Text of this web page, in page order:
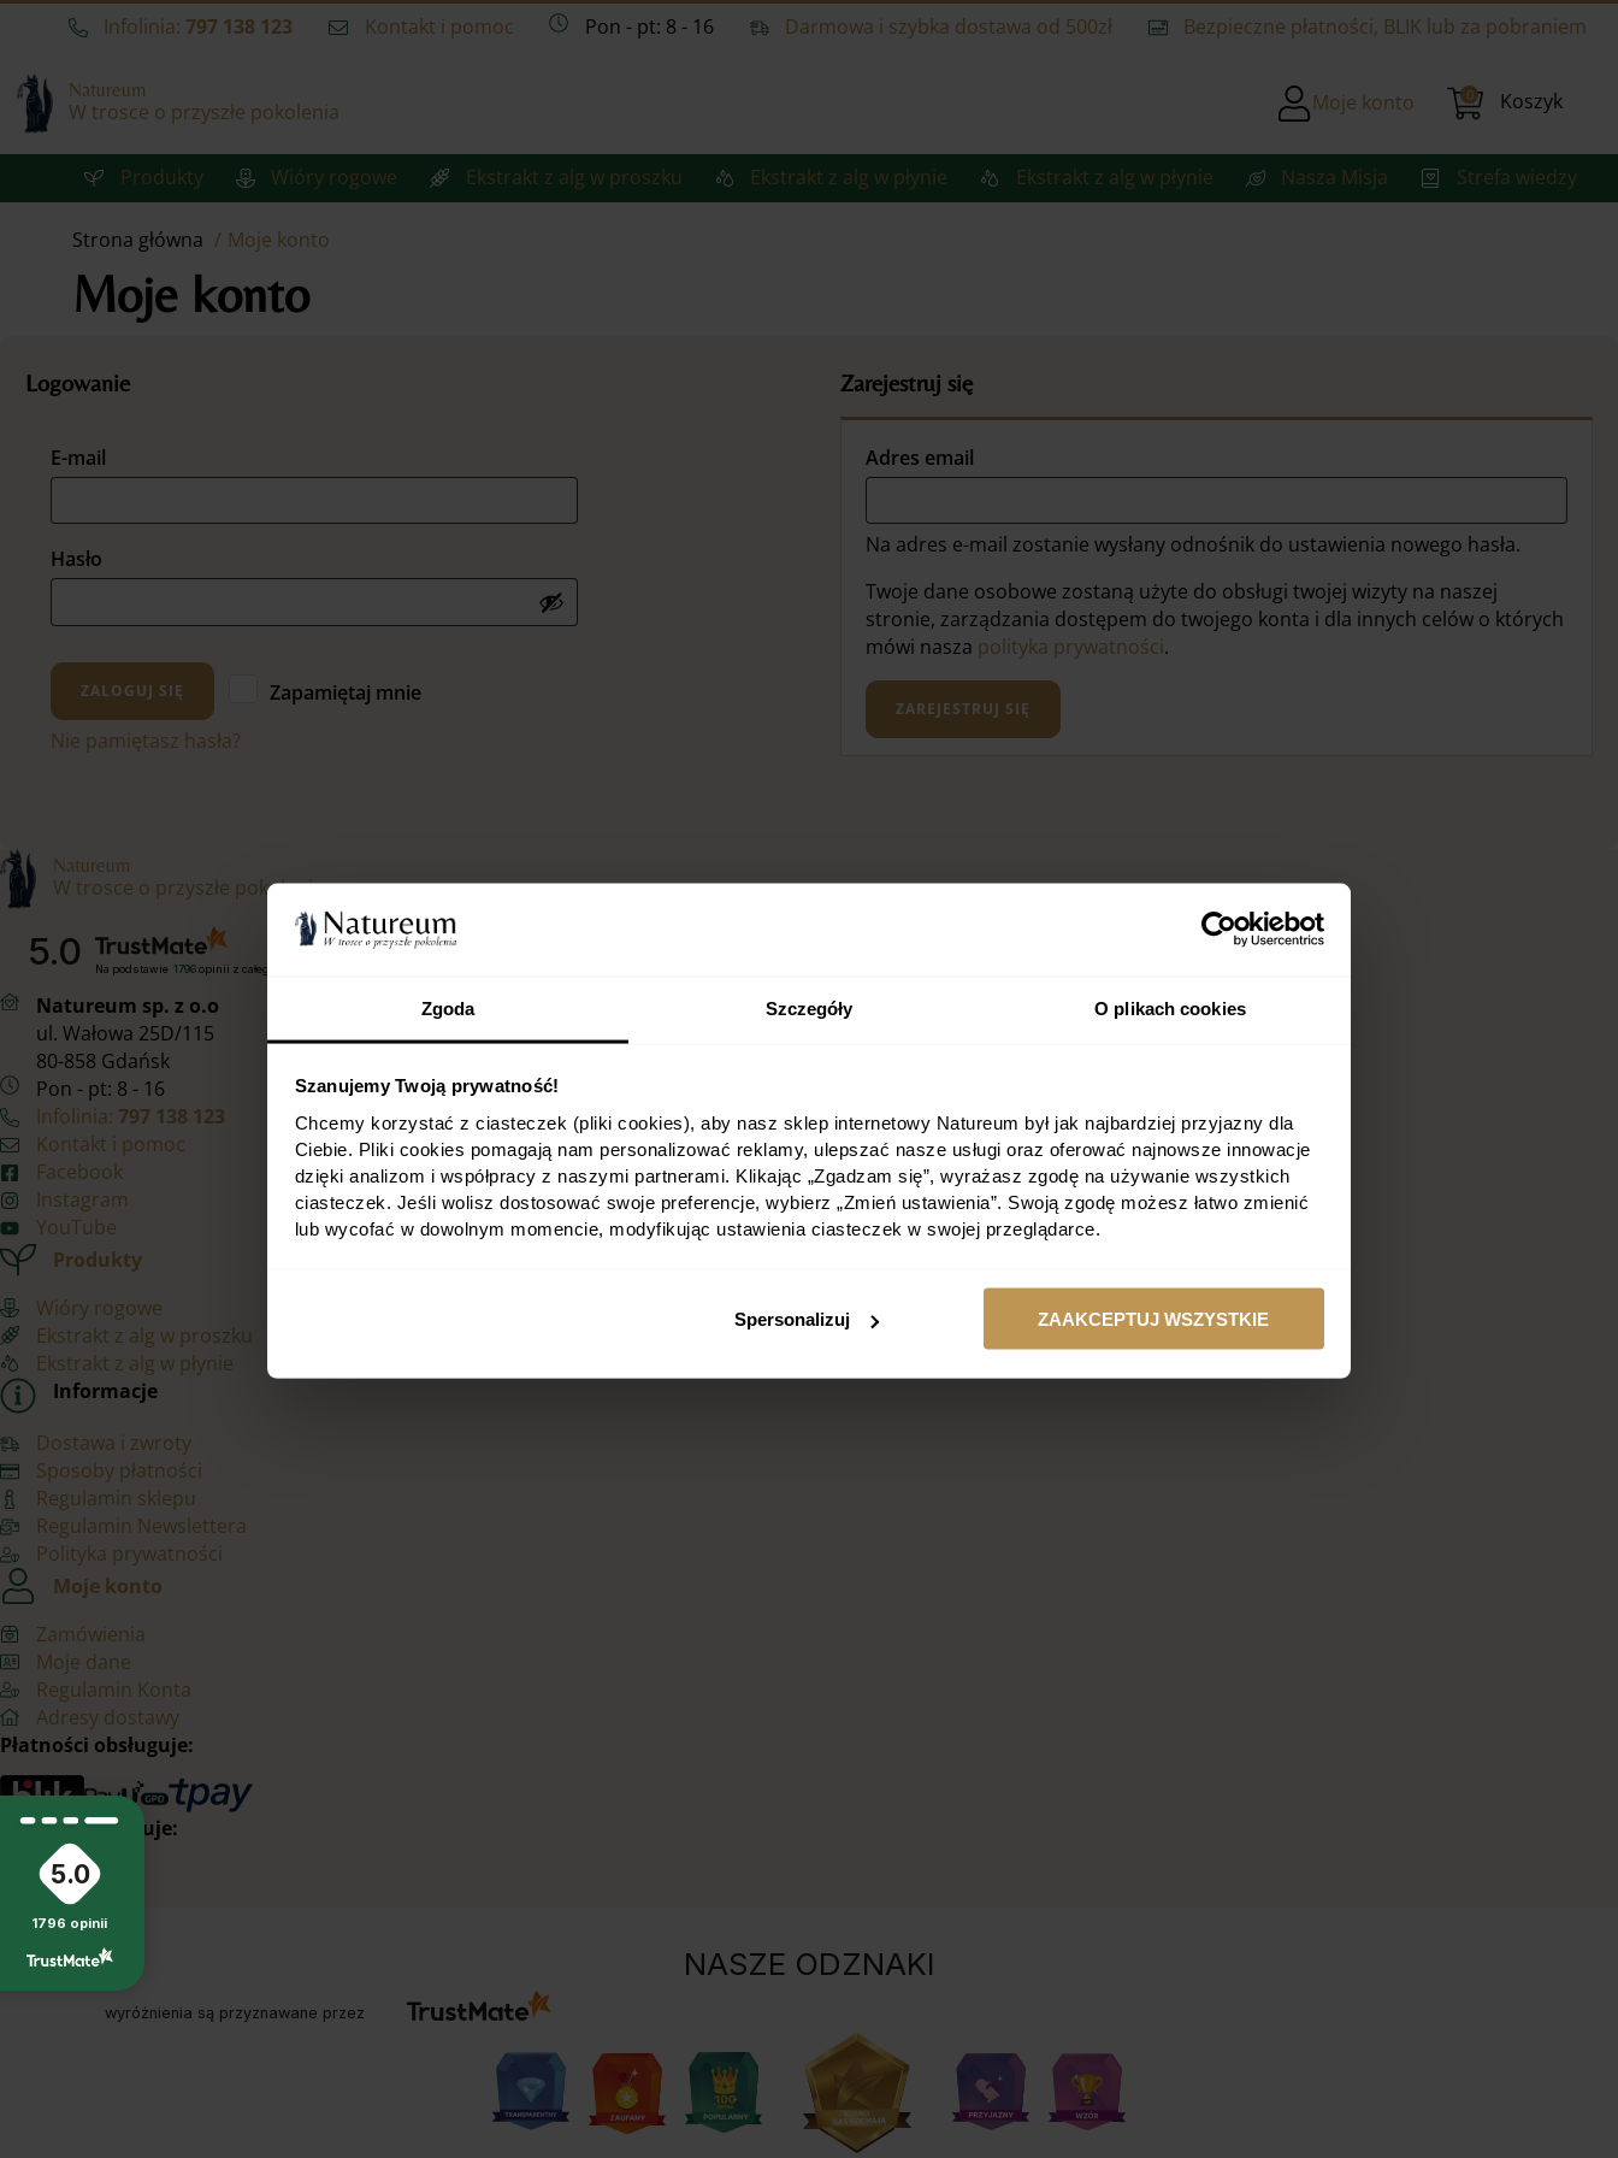
Zgoda Szczegóły O plikach cookies
Szanujemy Twoją prywatność!
Chcemy korzystać z ciasteczek (pliki cookies), aby nasz sklep internetowy Natureum był jak najbardziej przyjazny dla
Ciebie. Pliki cookies pomagają nam personalizować reklamy, ulepszać nasze usługi oraz oferować najnowsze innowacje
dzięki analizom i współpracy z naszymi partnerami. Klikając „Zgadzam się”, wyrażasz zgodę na używanie wszystkich
ciasteczek. Jeśli wolisz dostosować swoje preferencje, wybierz „Zmień ustawienia”. Swoją zgodę możesz łatwo zmienić
lub wycofać w dowolnym momencie, modyfikując ustawienia ciasteczek w swojej przeglądarce.
Spersonalizuj ZAAKCEPTUJ WSZYSTKIE
Infolinia:797 138 123 Kontakt i pomoc Pon - pt: 8 - 16 Darmowa i szybka dostawa od 500zł Bezpieczne płatności, BLIK lub za pobraniem
Natureum
W trosce o przyszłe pokolenia Moje konto Koszyk
0
Produkty Wióry rogowe Ekstrakt z alg w proszku Ekstrakt z alg w płynie Ekstrakt z alg w płynie Nasza Misja Strefa wiedzy
Strona główna Moje konto
Moje konto
Logowanie
E-mail
Hasło
Zapamiętaj mnie
ZALOGUJ SIĘ
Nie pamiętasz hasła?
Zarejestruj się
Adres email
Na adres e-mail zostanie wysłany odnośnik do ustawienia nowego hasła.
Twoje dane osobowe zostaną użyte do obsługi twojej wizyty na naszej
stronie, zarządzania dostępem do twojego konta i dla innych celów o których
mówi nasza polityka prywatności.
ZAREJESTRUJ SIĘ
Natureum
W trosce o przyszłe pokolenia
5.0 Na podstawie 1796opinii z całego okresu
Natureum sp. z o.o
ul. Wałowa 25D/115
80-858 Gdańsk
Pon - pt: 8 - 16
Infolinia: 797 138 123
Kontakt i pomoc
Facebook
Instagram
YouTube
Produkty
Wióry rogowe
Ekstrakt z alg w proszku
Ekstrakt z alg w płynie
Informacje
Dostawa i zwroty
Sposoby płatności
Regulamin sklepu
Regulamin Newslettera
Polityka prywatności
Moje konto
Zamówienia
Moje dane
Regulamin Konta
Adresy dostawy
Płatności obsługuje:
Dostawy realizuje:
NASZE ODZNAKI
wyróżnienia są przyznawane przez
5.0
1796 opinii